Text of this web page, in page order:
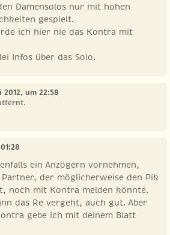
Damensolos nur mit hohen
gespielt.
ich hier nie das Kontra mit
Infos über das Solo.
2012, um 22:58
ein Anzögern vornehmen,
der möglicherweise den Pik
noch mit Kontra melden könnte.
das Re vergeht, auch gut. Aber
gebe ich mit deinem Blatt